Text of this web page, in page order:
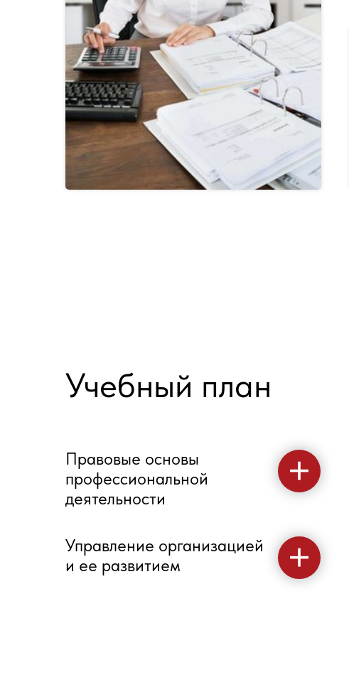
Учебный план
Управление организацией
и ее развитием
Правовые основы
профессиональной
деятельности